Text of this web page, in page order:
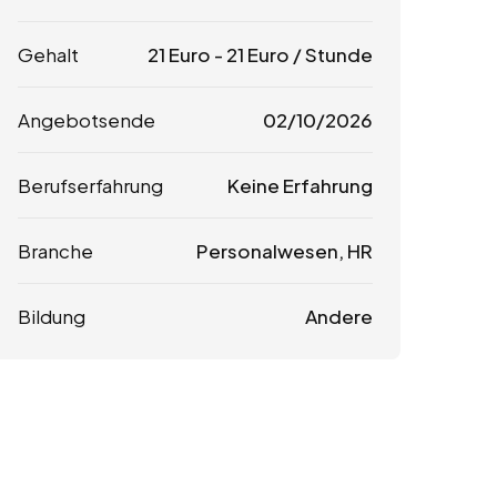
Gehalt 21 Euro - 21 Euro / Stunde
Angebotsende 02/10/2026
Berufserfahrung Keine Erfahrung
Branche Personalwesen, HR
Bildung Andere